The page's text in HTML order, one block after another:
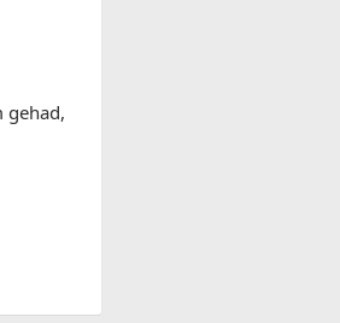
gehad,